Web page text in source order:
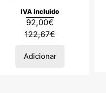
122,67€
92,00€
IVA incluido
Adicionar